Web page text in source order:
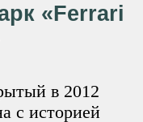
«Ferrari
в 2012
с историей